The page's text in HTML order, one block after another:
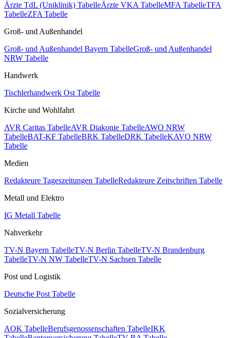
Ärzte TdL (Uniklinik) TabelleÄrzte VKA TabelleMFA TabelleTFA
TabelleZFA Tabelle
Groß- und Außenhandel
Groß- und Außenhandel Bayern TabelleGroß- und Außenhandel
NRW Tabelle
Handwerk
Tischlerhandwerk Ost Tabelle
Kirche und Wohlfahrt
AVR Caritas TabelleAVR Diakonie TabelleAWO NRW
TabelleBAT-KF TabelleBRK TabelleDRK TabelleKAVO NRW
Tabelle
Medien
Redakteure Tageszeitungen TabelleRedakteure Zeitschriften Tabelle
Metall und Elektro
IG Metall Tabelle
Nahverkehr
TV-N Bayern TabelleTV-N Berlin TabelleTV-N Brandenburg
TabelleTV-N NW TabelleTV-N Sachsen Tabelle
Post und Logistik
Deutsche Post Tabelle
Sozialversicherung
AOK TabelleBerufsgenossenschaften TabelleIKK